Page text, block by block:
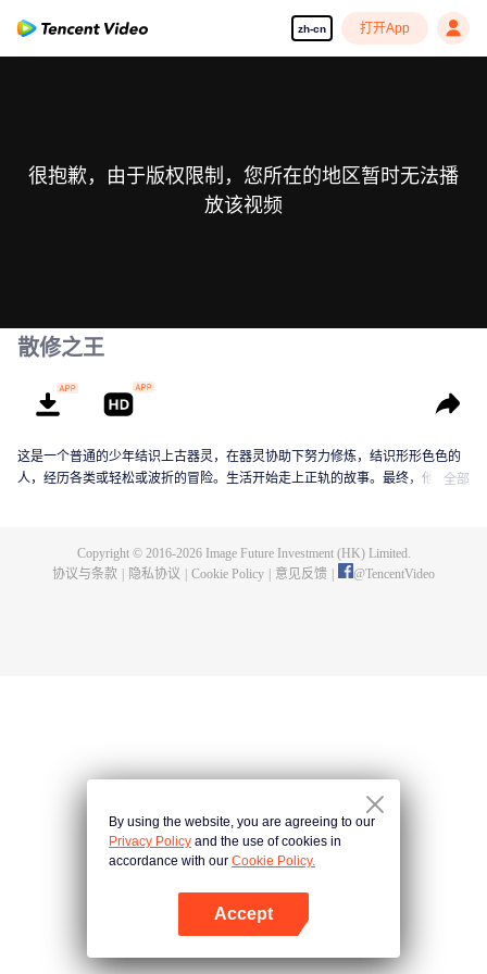
zh-cn 打开App
很抱歉，由于版权限制，您所在的地区暂时无法播
放该视频
散修之王
这是一个普通的少年结识上古器灵，在器灵协助下努力修炼，结识形形色色的
人，经历各类或轻松或波折的冒险。生活开始走上正轨的故事。最终，他将成
全部
Copyright © 2016-2026Image Future Investment (HK) Limited.
协议与条款
隐私协议 Cookie Policy 意见反馈 @TencentVideo
By using the website, you are agreeing to our
Privacy Policy and the use of cookies in
accordance with our Cookie Policy.
Accept